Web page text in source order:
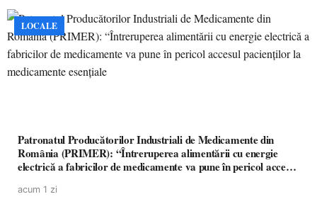
LOCALE
Patronatul Producătorilor Industriali de Medicamente din
România (PRIMER): “Întreruperea alimentării cu energie
electrică a fabricilor de medicamente va pune în pericol accesul
acum 1 zi